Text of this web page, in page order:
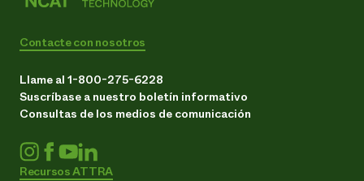
Contacte con nosotros
Llame al 1-800-275-6228
Suscríbase a nuestro boletín informativo
Consultas de los medios de comunicación
Recursos ATTRA